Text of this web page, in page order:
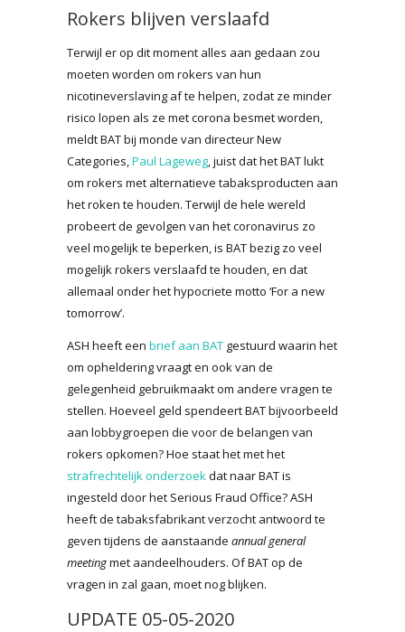
Rokers blijven verslaafd
Terwijl er op dit moment alles aan gedaan zou
moeten worden om rokers van hun
nicotineverslaving af te helpen, zodat ze minder
risico lopen als ze met corona besmet worden,
meldt BAT bij monde van directeur New
Categories,Paul Lageweg, juist dat het BAT lukt
om rokers met alternatieve tabaksproducten aan
het roken te houden. Terwijl de hele wereld
probeert de gevolgen van het coronavirus zo
veel mogelijk te beperken, is BAT bezig zo veel
mogelijk rokers verslaafd te houden, en dat
allemaal onder het hypocriete motto ‘For a new
tomorrow’.
ASH heeft een brief aan BAT gestuurd waarin het
om opheldering vraagt en ook van de
gelegenheid gebruikmaakt om andere vragen te
stellen. Hoeveel geld spendeert BAT bijvoorbeeld
aan lobbygroepen die voor de belangen van
rokers opkomen? Hoe staat het met het
strafrechtelijk onderzoekdat naar BAT is
ingesteld door het Serious Fraud Office? ASH
heeft de tabaksfabrikant verzocht antwoord te
geven tijdens de aanstaande annual general
meetingmet aandeelhouders. Of BAT op de
vragen in zal gaan, moet nog blijken.
UPDATE 05-05-2020